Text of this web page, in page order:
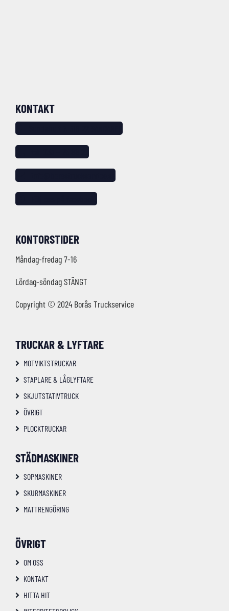
KONTAKT
KONTORSTIDER
Måndag-fredag 7-16
Lördag-söndag STÄNGT
Copyright © 2024 Borås Truckservice
TRUCKAR & LYFTARE
MOTVIKTSTRUCKAR
STAPLARE & LÅGLYFTARE
SKJUTSTATIVTRUCK
ÖVRIGT
PLOCKTRUCKAR
STÄDMASKINER
SOPMASKINER
SKURMASKINER
MATTRENGÖRING
ÖVRIGT
OM OSS
KONTAKT
HITTA HIT